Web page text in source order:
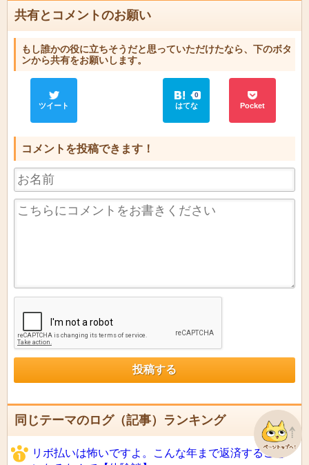
共有とコメントのお願い
もし誰かの役に立ちそうだと思っていただけたなら、下のボタ
ンから共有をお願いします。
ツイート
0
はてな Pocket
コメントを投稿できます！
同じテーマのログ（記事）ランキング
リボ払いは怖いですよ。こんな年まで返済すること